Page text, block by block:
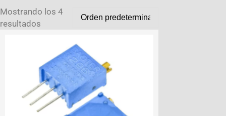
Mostrando los 4
resultados